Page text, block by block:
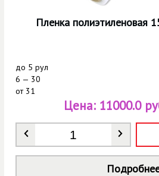
Пленка полиэтиленовая
до 5 рул
6 — 30
от31
Количество
Цена: 11000.0